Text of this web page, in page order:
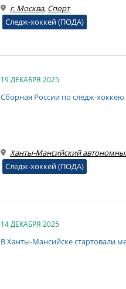
г. Москва, Спорт
Следж-хоккей (ПОДА)
19 ДЕКАБРЯ 2025
Сборная России по следж-
Ханты-Мансийский
Следж-хоккей (ПОДА)
14 ДЕКАБРЯ 2025
В Ханты-Мансийске стартовали